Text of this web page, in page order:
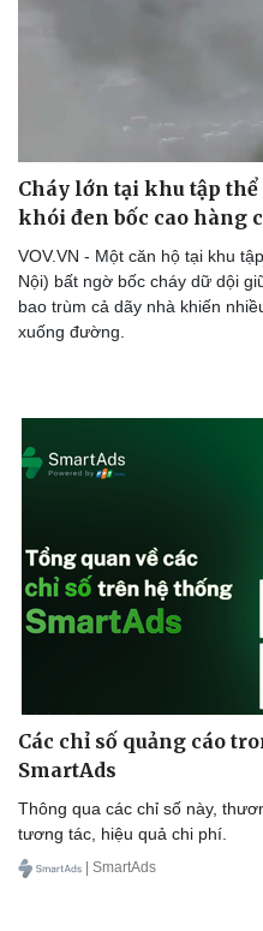
Cháy lớn tại khu tập
khói đen bốc cao hàng
VOV.VN - Một căn hộ tại khu
Nội) bất ngờ bốc cháy dữ dội
bao trùm cả dãy nhà khiến
xuống đường.
Các chỉ số quảng cáo
SmartAds
Thông qua các chỉ số này,
tương tác, hiệu quả chi phí.
| SmartAds